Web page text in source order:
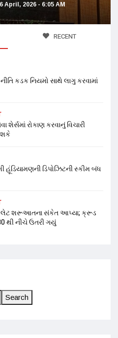
April, 2026 - 6:05 AM
RECENT
કડક નિયમો સાથે લાગુ કરવામાં
શેર્સમાં રોકાણ કરવાનું વિચારી
હૂંડિયામણની ડિપોઝિટની સ્કીમ બંધ
શરૂઆતના સંકેત આપ્યા; ક્રૂડ
થી નીચે ઉતરી ગયું
Search